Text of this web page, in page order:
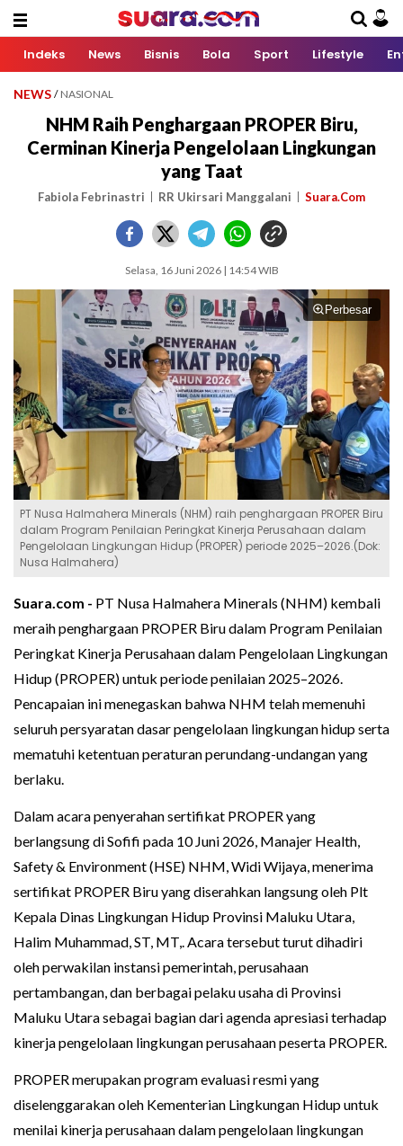
Indeks News Bisnis Bola Sport Lifestyle
NEWS / NASIONAL
NHM Raih Penghargaan PROPER Biru,
Cerminan Kinerja Pengelolaan Lingkungan
yang Taat
Fabiola Febrinastri RR Ukirsari Manggalani Suara.Com
Selasa, 16 Juni 2026 | 14:54 WIB
Perbesar
PT Nusa Halmahera Minerals (NHM) raih penghargaan PROPER Biru
dalam Program Penilaian Peringkat Kinerja Perusahaan dalam
Pengelolaan Lingkungan Hidup (PROPER) periode 2025–2026.(Dok:
Nusa Halmahera)
Suara.com - PT Nusa Halmahera Minerals (NHM) kembali
meraih penghargaan PROPER Biru dalam Program Penilaian
Peringkat Kinerja Perusahaan dalam Pengelolaan Lingkungan
Hidup (PROPER) untuk periode penilaian 2025–2026.
Pencapaian ini menegaskan bahwa NHM telah memenuhi
seluruh persyaratan dasar pengelolaan lingkungan hidup serta
mematuhi ketentuan peraturan perundang-undangan yang
berlaku.
Dalam acara penyerahan sertifikat PROPER yang
berlangsung di Sofifi pada 10 Juni 2026, Manajer Health,
Safety & Environment (HSE) NHM, Widi Wijaya, menerima
sertifikat PROPER Biru yang diserahkan langsung oleh Plt
Kepala Dinas Lingkungan Hidup Provinsi Maluku Utara,
Halim Muhammad, ST, MT,. Acara tersebut turut dihadiri
oleh perwakilan instansi pemerintah, perusahaan
pertambangan, dan berbagai pelaku usaha di Provinsi
Maluku Utara sebagai bagian dari agenda apresiasi terhadap
kinerja pengelolaan lingkungan perusahaan peserta PROPER.
PROPER merupakan program evaluasi resmi yang
diselenggarakan oleh Kementerian Lingkungan Hidup untuk
menilai kinerja perusahaan dalam pengelolaan lingkungan